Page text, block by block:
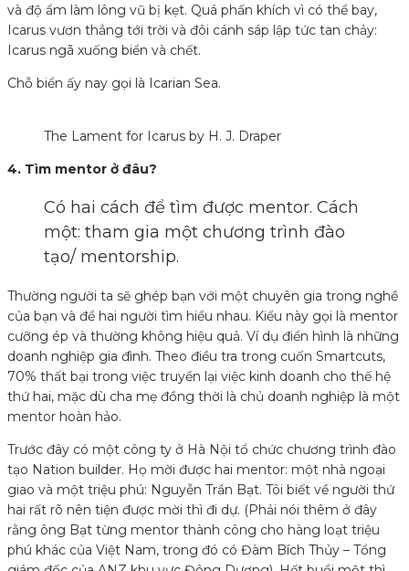
và độ ẩm làm lông vũ bị kẹt. Quá phấn khích vì có thể bay,
Icarus vươn thẳng tới trời và đôi cánh sáp lập tức tan chảy:
Icarus ngã xuống biển và chết.
Chỗ biển ấy nay gọi là Icarian Sea.
The Lament for Icarus by H. J. Draper
4. Tìm mentor ở đâu?
Có hai cách để tìm được mentor. Cách
một: tham gia một chương trình đào
tạo/ mentorship.
Thường người ta sẽ ghép bạn với một chuyên gia trong nghề
của bạn và để hai người tìm hiểu nhau. Kiểu này gọi là mentor
cưỡng ép và thường không hiệu quả. Ví dụ điển hình là những
doanh nghiệp gia đình. Theo điều tra trong cuốn Smartcuts,
70% thất bại trong việc truyền lại việc kinh doanh cho thế hệ
thứ hai, mặc dù cha mẹ đồng thời là chủ doanh nghiệp là một
mentor hoàn hảo.
Trước đây có một công ty ở Hà Nội tổ chức chương trình đào
tạo Nation builder. Họ mời được hai mentor: một nhà ngoại
giao và một triệu phú: Nguyễn Trần Bạt. Tôi biết về người thứ
hai rất rõ nên tiện được mời thì đi dự. (Phải nói thêm ở đây
rằng ông Bạt từng mentor thành công cho hàng loạt triệu
phú khác của Việt Nam, trong đó có Đàm Bích Thủy – Tổng